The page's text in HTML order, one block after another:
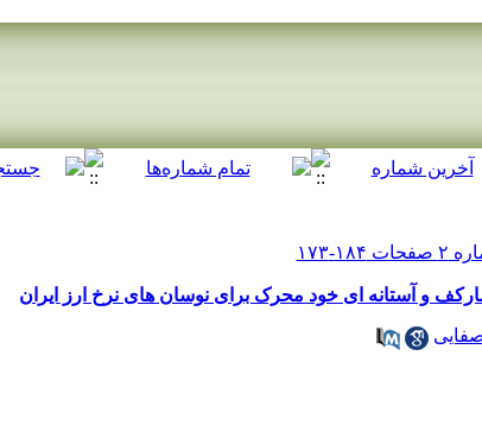
و آستانه ای خود محرک برای نوسان های نرخ ارز ایران